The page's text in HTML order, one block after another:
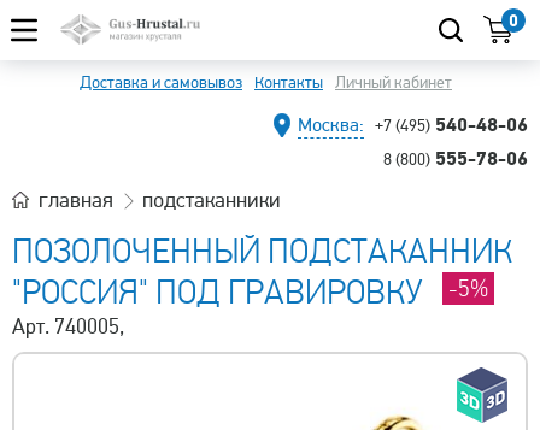
0
Доставка и самовывоз Контакты Личный кабинет
Москва: +7 (495) 540-48-06
8 (800) 555-78-06
главная подстаканники
ПОЗОЛОЧЕННЫЙ ПОДСТАКАННИК
"РОССИЯ" ПОД ГРАВИРОВКУ
-5%
Арт. 740005,